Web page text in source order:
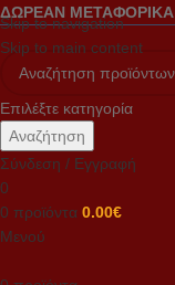
Skip to navigation
Skip to main content
ΔΩΡΕΑΝ ΜΕΤΑΦΟΡΙΚΑ
Επιλέξτε κατηγορία
Αναζήτηση
Σύνδεση / Εγγραφή
0
0 προϊόντα 0.00€
Μενού